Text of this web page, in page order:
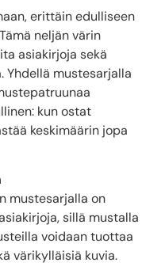
erittäin edulliseen
neljän värin
asiakirjoja sekä
mustesarjalla
kun ostat
keskimäärin jopa
mustesarjalla on
sillä mustalla
voidaan tuottaa
värikylläisiä kuvia.